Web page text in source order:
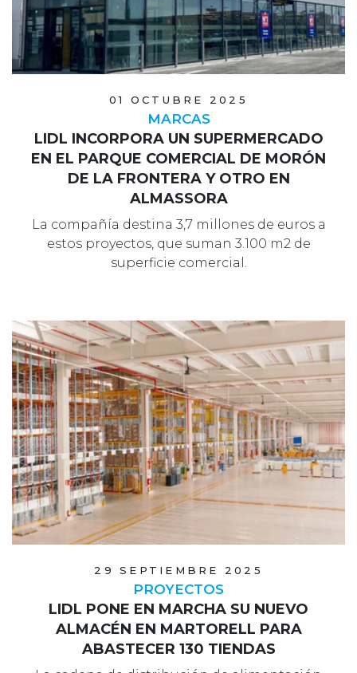
01 OCTUBRE 2025
MARCAS
LIDL INCORPORA UN SUPERMERCADO
EN EL PARQUE COMERCIAL DE MORÓN
DE LA FRONTERA Y OTRO EN
ALMASSORA
La compañía destina 3,7 millones de euros a
estos proyectos, que suman 3.100 m2 de
superficie comercial.
29 SEPTIEMBRE 2025
PROYECTOS
LIDL PONE EN MARCHA SU NUEVO
ALMACÉN EN MARTORELL PARA
ABASTECER 130 TIENDAS